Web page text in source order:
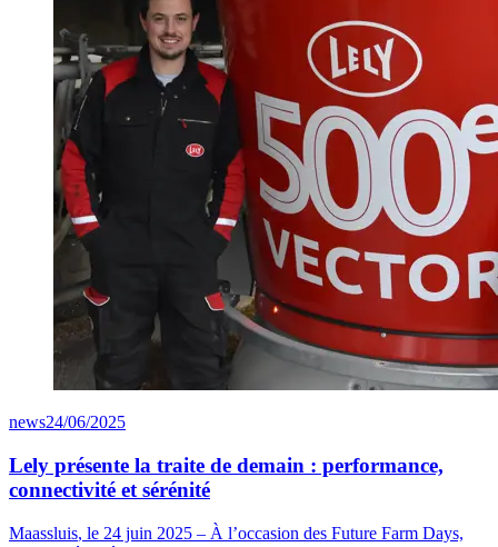
news24/06/2025
Lely présente la traite de demain : performance,
connectivité et sérénité
Maassluis, le 24 juin 2025 – À l’occasion des Future Farm Days,